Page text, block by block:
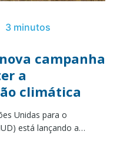
3 minutos
campanha
a
climática
Unidas para o
está lançando a
climáticas por